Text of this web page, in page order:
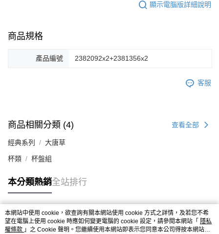
顯示電腦版詳細說明
商品規格
產品編號 2382092x2+2381356x2
客服
商品相關分類 (4) 查看全部
經典系列 大唐草
杯類 杯盤組
本分類熱銷全站排行
熱門標籤
本網站中使用 cookie，欲查詢有關本網站使用 cookie 方式之詳情，及若您不希
望在電腦上使用 cookie 時應如何變更電腦的 cookie 設定，請參閱本網站「 隱私
權條款 」之 Cookie 聲明。您繼續使用本網站即表示您同意本公司得按本網站使